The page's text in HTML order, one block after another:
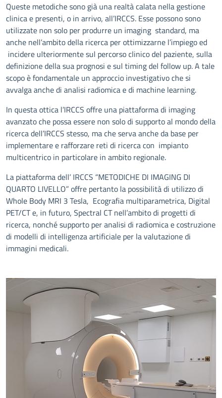
Queste metodiche sono già una realtà calata nella gestione
clinica e presenti, o in arrivo, all’IRCCS. Esse possono sono
utilizzate non solo per produrre un imaging standard, ma
anche nell’ambito della ricerca per ottimizzarne l’impiego ed
incidere ulteriormente sul percorso clinico del paziente, sulla
definizione della sua prognosi e sul timing del follow up. A tale
scopo è fondamentale un approccio investigativo che si
avvalga anche di analisi radiomica e di machine learning.
In questa ottica l’IRCCS offre una piattaforma di imaging
avanzato che possa essere non solo di supporto al mondo della
ricerca dell’IRCCS stesso, ma che serva anche da base per
implementare e rafforzare reti di ricerca con impianto
multicentrico in particolare in ambito regionale.
La piattaforma dell’ IRCCS “METODICHE DI IMAGING DI
QUARTO LIVELLO” offre pertanto la possibilità di utilizzo di
Whole Body MRI 3 Tesla, Ecografia multiparametrica, Digital
PET/CT e, in futuro, Spectral CT nell’ambito di progetti di
ricerca, nonché supporto per analisi di radiomica e costruzione
di modelli di intelligenza artificiale per la valutazione di
immagini medicali.